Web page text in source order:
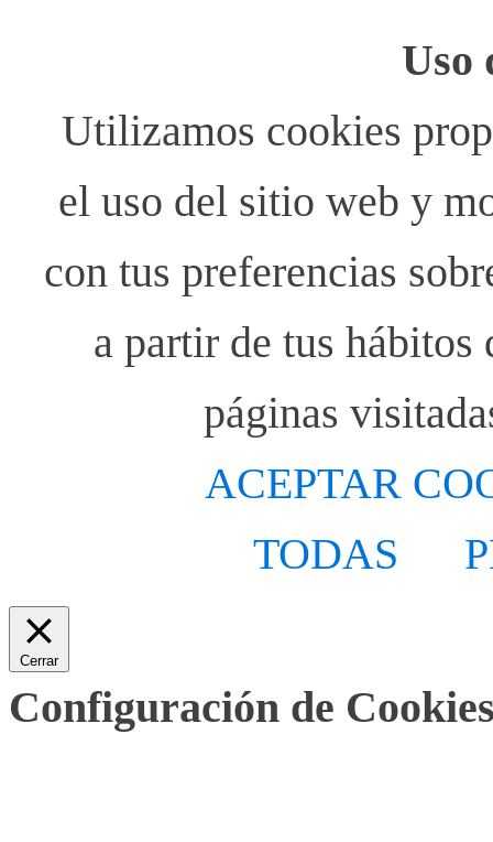
Uso
Utilizamos cookies
el uso del sitio web y
con tus preferencias
a partir de tus
páginas
ACEPTAR
TODAS
Cerrar
Configuración de